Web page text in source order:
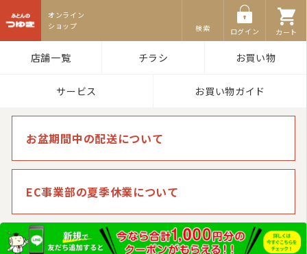
検索 ログイン カート
店舗一覧 チラシ お買い物
サービス お買い物ガイド
お盆期間中の配送について
EC事業部の夏季休業について